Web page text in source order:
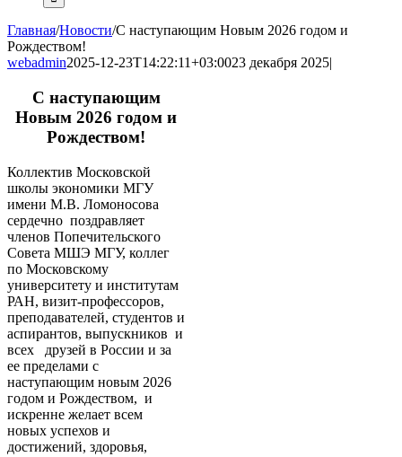
Главная/Новости/С наступающим Новым 2026 годом и
Рождеством!
webadmin2025-12-23T14:22:11+03:0023 декабря 2025|
С наступающим
Новым 2026 годом и
Рождеством!
Коллектив Московской
школы экономики МГУ
имени М.В. Ломоносова
сердечно поздравляет
членов Попечительского
Совета МШЭ МГУ, коллег
по Московскому
университету и институтам
РАН, визит-профессоров,
преподавателей, студентов и
аспирантов, выпускников и
всех друзей в России и за
ее пределами с
наступающим новым 2026
годом и Рождеством, и
искренне желает всем
новых успехов и
достижений, здоровья,